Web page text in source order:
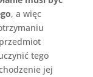
, a więc
tego
jej